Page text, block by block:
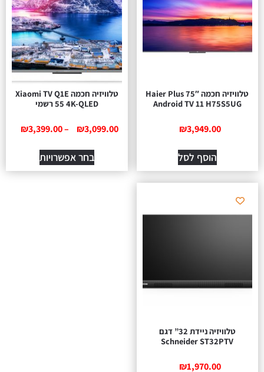
טלוויזיה חכמה 75″ Haier Plus
Android TV 11 H75S5UG
₪3,949.00
הוסף לסל
טלוויזיה חכמה Xiaomi TV Q1E
55 4K-QLED רשמי
₪3,099.00
–
₪3,399.00
בחר אפשרויות
טלוויזיה ניידת 32” דגם
Schneider ST32PTV
₪1,970.00